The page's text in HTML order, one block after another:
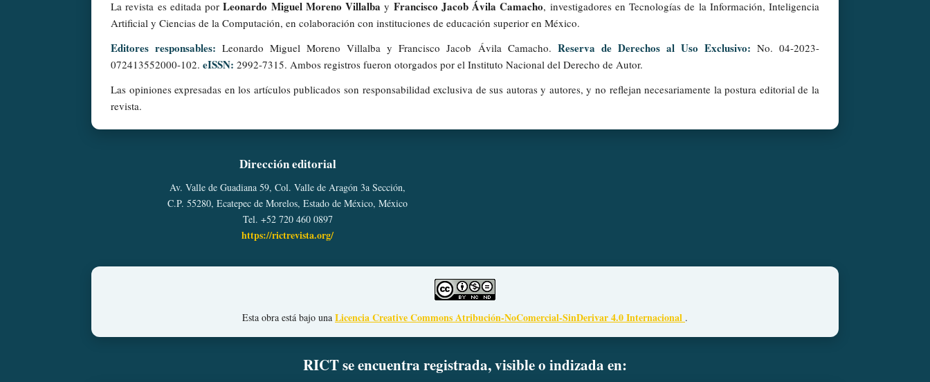
La revista es editada porLeonardo Miguel Moreno Villalba y Francisco Jacob Ávila Camacho, investigadores en Tecnologías de la Información, Inteligencia
Artificial y Ciencias de la Computación, en colaboración con instituciones de educación superior en México.
Editores responsables: Leonardo Miguel Moreno Villalba y Francisco Jacob Ávila Camacho. Reserva de Derechos al Uso Exclusivo: No. 04-2023-
072413552000-102. eISSN: 2992-7315. Ambos registros fueron otorgados por el Instituto Nacional del Derecho de Autor.
Las opiniones expresadas en los artículos publicados son responsabilidad exclusiva de sus autoras y autores, y no reflejan necesariamente la postura editorial de la
revista.
Dirección editorial
Av. Valle de Guadiana 59, Col. Valle de Aragón 3a Sección,
C.P. 55280, Ecatepec de Morelos, Estado de México, México
Tel. +52 720 460 0897
https://rictrevista.org/
Esta obra está bajo una Licencia Creative Commons Atribución-NoComercial-SinDerivar 4.0 Internacional .
RICT se encuentra registrada, visible o indizada en: